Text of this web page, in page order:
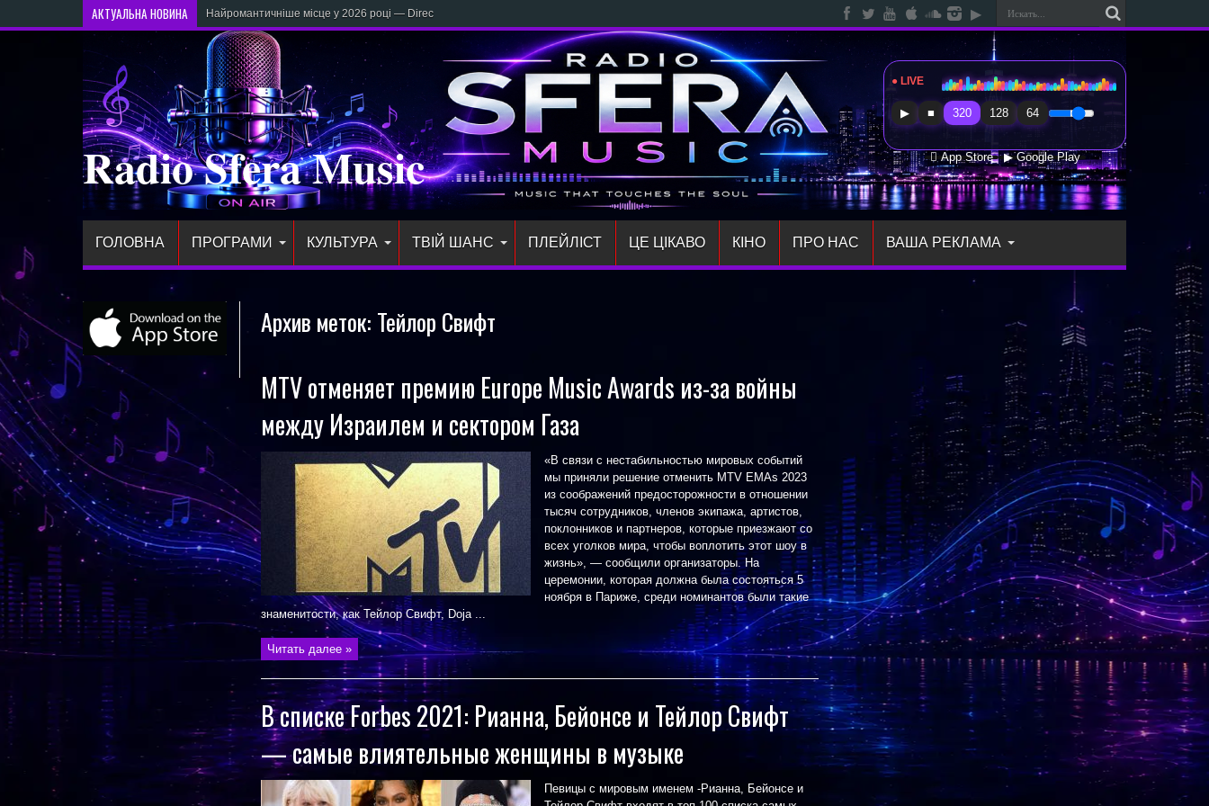
АКТУАЛЬНА НОВИНА Найромантичніше місце у 2026 році — Direct: новий трек NICOLE
Radio Sfera Music
● LIVE Radio Sfera Music
▶ ■ 320 128 64
 App Store ▶ Google Play
ГОЛОВНА ПРОГРАМИ КУЛЬТУРА ТВІЙ ШАНС ПЛЕЙЛIСТ ЦЕ ЦІКАВО КІНО ПРО НАС ВАША РЕКЛАМА
Архив меток: Тейлор Свифт
MTV отменяет премию Europe Music Awards из-за войны
между Израилем и сектором Газа
«В связи с нестабильностью мировых событий
мы приняли решение отменить MTV EMAs 2023
из соображений предосторожности в отношении
тысяч сотрудников, членов экипажа, артистов,
поклонников и партнеров, которые приезжают со
всех уголков мира, чтобы воплотить этот шоу в
жизнь», — сообщили организаторы. На
церемонии, которая должна была состояться 5
ноября в Париже, среди номинантов были такие
знаменитости, как Тейлор Свифт, Doja ...
Читать далее »
В списке Forbes 2021: Рианна, Бейонсе и Тейлор Свифт
— самые влиятельные женщины в музыке
Певицы с мировым именем -Рианна, Бейонсе и